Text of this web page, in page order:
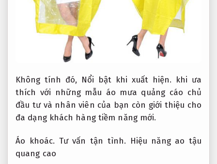
Không tính đó, Nổi bật khi xuất hiện. khi ưa
thích với những mẫu áo mưa quảng cáo chủ
đầu tư và nhân viên của bạn còn giới thiệu cho
đa dạng khách hàng tiềm năng mới.
Áo khoác. Tư vấn tận tình. Hiệu năng ao tậu
quang cao